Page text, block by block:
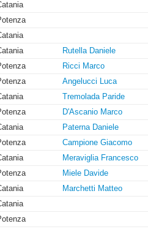
Rutella Daniele
Ricci Marco
Angelucci Luca
Tremolada Paride
D'Ascanio Marco
Paterna Daniele
Campione Giacomo
Meraviglia Francesco
Miele Davide
Marchetti Matteo